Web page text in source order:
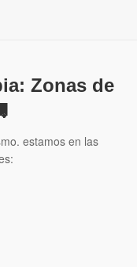
Zonas de
estamos en las